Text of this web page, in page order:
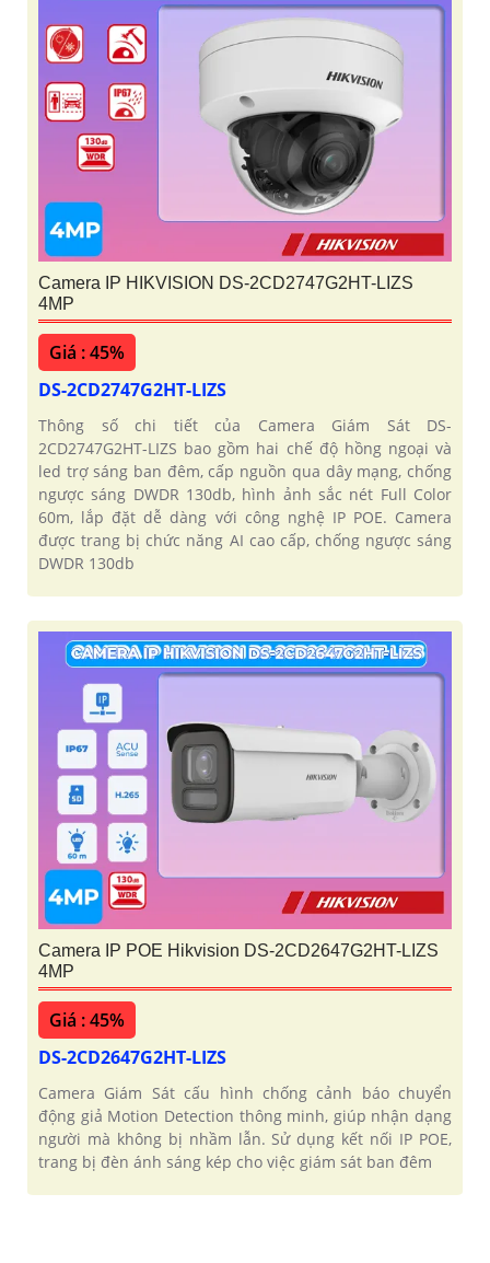
Camera IP HIKVISION DS-2CD2747G2HT-LIZS
4MP
Giá : 45%
DS-2CD2747G2HT-LIZS
Thông số chi tiết của Camera Giám Sát DS-
2CD2747G2HT-LIZS bao gồm hai chế độ hồng ngoại và
led trợ sáng ban đêm, cấp nguồn qua dây mạng, chống
ngược sáng DWDR 130db, hình ảnh sắc nét Full Color
60m, lắp đặt dễ dàng với công nghệ IP POE. Camera
được trang bị chức năng AI cao cấp, chống ngược sáng
DWDR 130db
Camera IP POE Hikvision DS-2CD2647G2HT-LIZS
4MP
Giá : 45%
DS-2CD2647G2HT-LIZS
Camera Giám Sát cấu hình chống cảnh báo chuyển
động giả Motion Detection thông minh, giúp nhận dạng
người mà không bị nhầm lẫn. Sử dụng kết nối IP POE,
trang bị đèn ánh sáng kép cho việc giám sát ban đêm